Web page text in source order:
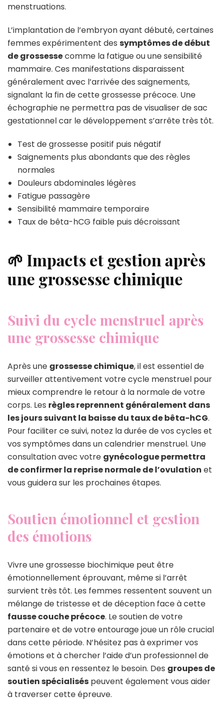
menstruations.
L’implantation de l’embryon ayant débuté, certaines
femmes expérimentent des symptômes de début
de grossessecomme la fatigue ou une sensibilité
mammaire. Ces manifestations disparaissent
généralement avec l’arrivée des saignements,
signalant la fin de cette grossesse précoce. Une
échographie ne permettra pas de visualiser de sac
gestationnel car le développement s’arrête très tôt.
Test de grossesse positif puis négatif
Saignements plus abondants que des règles
normales
Douleurs abdominales légères
Fatigue passagère
Sensibilité mammaire temporaire
Taux de bêta-hCG faible puis décroissant
🌱 Impacts et gestion après
une grossesse chimique
Suivi du cycle menstruel après
une grossesse chimique
Après une grossesse chimique, il est essentiel de
surveiller attentivement votre cycle menstruel pour
mieux comprendre le retour à la normale de votre
corps. Les règles reprennent généralement dans
les jours suivant la baisse du taux de bêta-hCG.
Pour faciliter ce suivi, notez la durée de vos cycles et
vos symptômes dans un calendrier menstruel. Une
consultation avec votre gynécologue permettra
de confirmer la reprise normale de l’ovulation et
vous guidera sur les prochaines étapes.
Soutien émotionnel et gestion
des émotions
Vivre une grossesse biochimique peut être
émotionnellement éprouvant, même si l’arrêt
survient très tôt. Les femmes ressentent souvent un
mélange de tristesse et de déception face à cette
fausse couche précoce. Le soutien de votre
partenaire et de votre entourage joue un rôle crucial
dans cette période. N’hésitez pas à exprimer vos
émotions et à chercher l’aide d’un professionnel de
santé si vous en ressentez le besoin. Des groupes de
soutien spécialisés peuvent également vous aider
à traverser cette épreuve.